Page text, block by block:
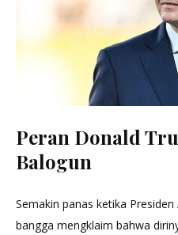
Peran Donald
Balogun
Semakin panas ketika
bangga mengklaim bahwa